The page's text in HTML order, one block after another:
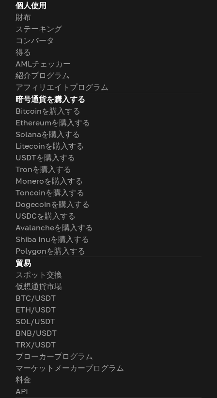
個人使用
財布
ステーキング
コンバータ
得る
AMLチェッカー
紹介プログラム
アフィリエイトプログラム
暗号通貨を購入する
Bitcoinを購入する
Ethereumを購入する
Solanaを購入する
Litecoinを購入する
USDTを購入する
Tronを購入する
Moneroを購入する
Toncoinを購入する
Dogecoinを購入する
USDCを購入する
Avalancheを購入する
Shiba Inuを購入する
Polygonを購入する
貿易
スポット交換
仮想通貨市場
BTC/USDT
ETH/USDT
SOL/USDT
BNB/USDT
TRX/USDT
ブローカープログラム
マーケットメーカープログラム
料金
API